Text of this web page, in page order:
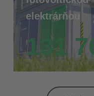
elektrárňou
131